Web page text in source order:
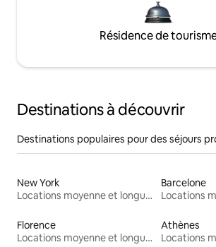
Résidence de
Destinations à découvrir
Destinations populaires pour des séjours
New York
Locations moyenne et longue durée
Barcelone
Florence
Locations moyenne et longue durée
Athènes